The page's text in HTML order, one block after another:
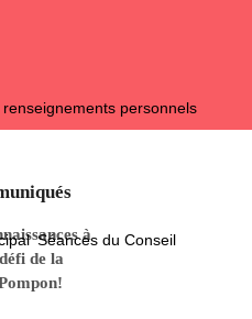
personnels
Séances du Conseil
à
de la